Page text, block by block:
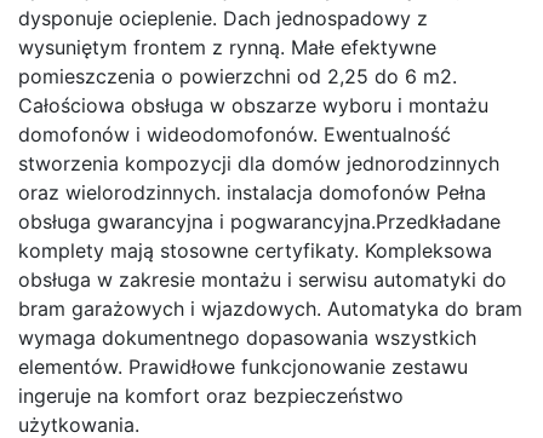
dysponuje ocieplenie. Dach jednospadowy z
wysuniętym frontem z rynną. Małe efektywne
pomieszczenia o powierzchni od 2,25 do 6 m2.
Całościowa obsługa w obszarze wyboru i montażu
domofonów i wideodomofonów. Ewentualność
stworzenia kompozycji dla domów jednorodzinnych
oraz wielorodzinnych. instalacja domofonów Pełna
obsługa gwarancyjna i pogwarancyjna.Przedkładane
komplety mają stosowne certyfikaty. Kompleksowa
obsługa w zakresie montażu i serwisu automatyki do
bram garażowych i wjazdowych. Automatyka do bram
wymaga dokumentnego dopasowania wszystkich
elementów. Prawidłowe funkcjonowanie zestawu
ingeruje na komfort oraz bezpieczeństwo
użytkowania.